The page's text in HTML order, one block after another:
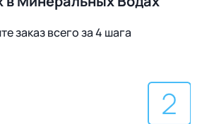
заказ всего за 4 шага